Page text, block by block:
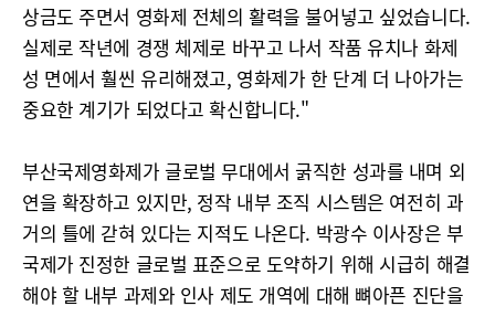
상금도 주면서 영화제 전체의 활력을 불어넣고 싶었습니다.
실제로 작년에 경쟁 체제로 바꾸고 나서 작품 유치나 화제
성 면에서 훨씬 유리해졌고, 영화제가 한 단계 더 나아가는
중요한 계기가 되었다고 확신합니다."
부산국제영화제가 글로벌 무대에서 굵직한 성과를 내며 외
연을 확장하고 있지만, 정작 내부 조직 시스템은 여전히 과
거의 틀에 갇혀 있다는 지적도 나온다. 박광수 이사장은 부
국제가 진정한 글로벌 표준으로 도약하기 위해 시급히 해결
해야 할 내부 과제와 인사 제도 개역에 대해 뼈아픈 진단을